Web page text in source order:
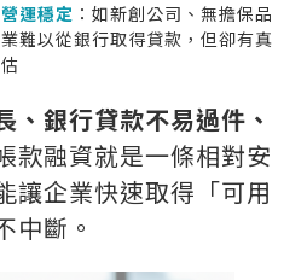
運穩定 ：如新創公司、無擔保品
難以從銀行取得貸款，但卻有真
、銀行貸款不易過件、
款融資就是一條相對安
讓企業快速取得「可用
中斷。